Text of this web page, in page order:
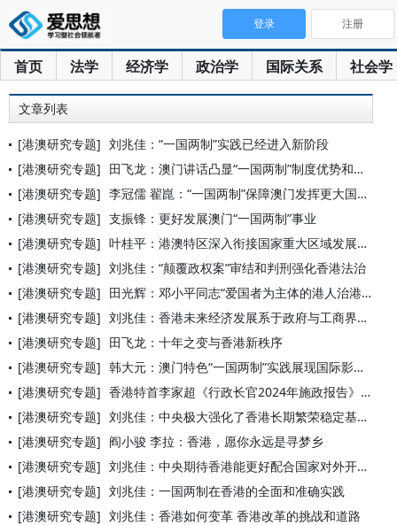
首页 法学 经济学 政治学 国际关系 社会学
登录 注册
文章列表
[港澳研究专题] 刘兆佳：“一国两制”实践已经进入新阶段
[港澳研究专题] 田飞龙：澳门讲话凸显“一国两制”制度优势和价值普遍性
[港澳研究专题] 李冠儒 翟崑：“一国两制”保障澳门发挥更大国际作用
[港澳研究专题] 支振锋：更好发展澳门“一国两制”事业
[港澳研究专题] 叶桂平：港澳特区深入衔接国家重大区域发展战略的思考
[港澳研究专题] 刘兆佳：“颠覆政权案”审结和判刑强化香港法治
[港澳研究专题] 田光辉：邓小平同志“爱国者为主体的港人治港”思想的重大历史意
[港澳研究专题] 刘兆佳：香港未来经济发展系于政府与工商界协同发力
[港澳研究专题] 田飞龙：十年之变与香港新秩序
[港澳研究专题] 韩大元：澳门特色“一国两制”实践展现国际影响力
[港澳研究专题] 香港特首李家超《行政长官2024年施政报告》全文
[港澳研究专题] 刘兆佳：中央极大强化了香港长期繁荣稳定基础
[港澳研究专题] 阎小骏 李拉：香港，愿你永远是寻梦乡
[港澳研究专题] 刘兆佳：中央期待香港能更好配合国家对外开放战略
[港澳研究专题] 刘兆佳：一国两制在香港的全面和准确实践
[港澳研究专题] 刘兆佳：香港如何变革 香港改革的挑战和道路